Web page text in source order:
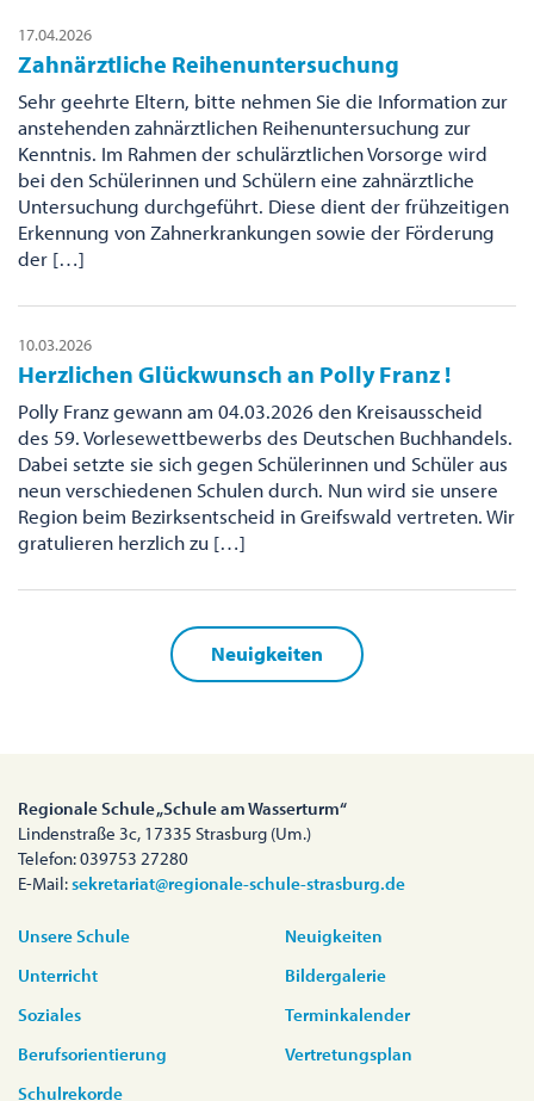
17.04.2026
Zahnärztliche Reihenuntersuchung
Sehr geehrte Eltern, bitte nehmen Sie die Information zur
anstehenden zahnärztlichen Reihenuntersuchung zur
Kenntnis. Im Rahmen der schulärztlichen Vorsorge wird
bei den Schülerinnen und Schülern eine zahnärztliche
Untersuchung durchgeführt. Diese dient der frühzeitigen
Erkennung von Zahnerkrankungen sowie der Förderung
der […]
10.03.2026
Herzlichen Glückwunsch an Polly Franz !
Polly Franz gewann am 04.03.2026 den Kreisausscheid
des 59. Vorlesewettbewerbs des Deutschen Buchhandels.
Dabei setzte sie sich gegen Schülerinnen und Schüler aus
neun verschiedenen Schulen durch. Nun wird sie unsere
Region beim Bezirksentscheid in Greifswald vertreten. Wir
gratulieren herzlich zu […]
Neuigkeiten
Unsere Schule
Unterricht
Soziales
Berufsorientierung
Schulrekorde
Neuigkeiten
Bildergalerie
Terminkalender
Vertretungsplan
Regionale Schule „Schule am Wasserturm“
Lindenstraße 3c, 17335 Strasburg (Um.)
Telefon: 039753 27280
E-Mail:sekretariat@regionale-schule-strasburg.de